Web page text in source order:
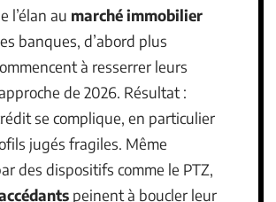
l’élan au marché immobilier
banques, d’abord plus
à resserrer leurs
de 2026. Résultat :
se complique, en particulier
jugés fragiles. Même
des dispositifs comme le PTZ,
peinent à boucler leur